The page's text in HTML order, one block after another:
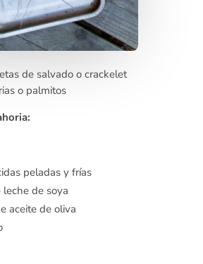
de salvado o crackelet
o palmitos
peladas y frías
de soya
aceite de oliva